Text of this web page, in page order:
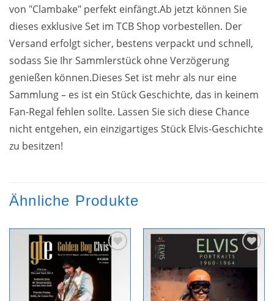
von "Clambake" perfekt einfängt.Ab jetzt können Sie
dieses exklusive Set im TCB Shop vorbestellen. Der
Versand erfolgt sicher, bestens verpackt und schnell,
sodass Sie Ihr Sammlerstück ohne Verzögerung
genießen können.Dieses Set ist mehr als nur eine
Sammlung – es ist ein Stück Geschichte, das in keinem
Fan-Regal fehlen sollte. Lassen Sie sich diese Chance
nicht entgehen, ein einzigartiges Stück Elvis-Geschichte
zu besitzen!
Ähnliche Produkte
Zur
hinzufügen
Zur
Wunschliste